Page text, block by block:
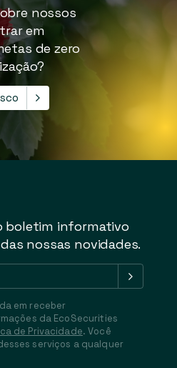
nossos
em
de zero
boletim informativo
nossas novidades.
em receber
da EcoSecurities
de Privacidade. Você
serviços a qualquer